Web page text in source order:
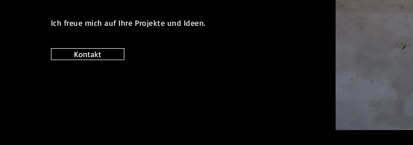
Ich freue mich auf Ihre Projekte und Ideen.
Kontakt